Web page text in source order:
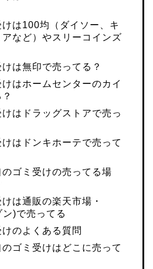
は100均（ダイソー、キ
など）やスリーコインズ
は無印で売ってる？
はホームセンターのカイ
はドラッグストアで売っ
はドンキホーテで売って
ゴミ受けの売ってる場
は通販の楽天市場・
)で売ってる
のよくある質問
ゴミ受けはどこに売って